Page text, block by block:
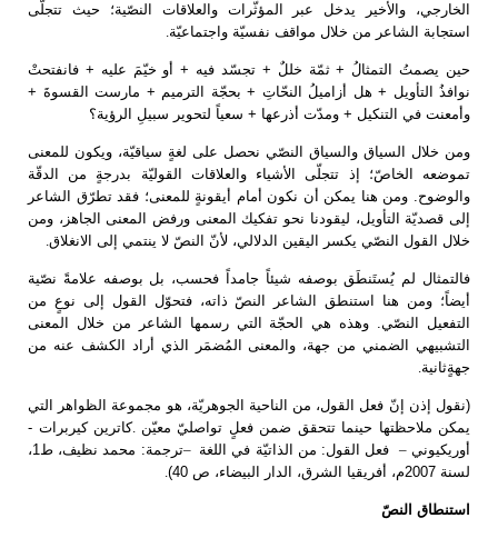
الخارجي، والأخير يدخل عبر المؤثّرات والعلاقات النصّية؛ حيث تتجلّى
استجابة الشاعر من خلال مواقف نفسيّة واجتماعيّة.
حين يصمتُ التمثالُ + ثمّة خللٌ + تجسّد فيه + أو خيّمَ عليه + فانفتحتْ
نوافذُ التأويل + هل أزاميلُ النحّاتِ + بحجّة الترميم + مارست القسوةَ +
وأمعنت في التنكيل + ومدّت أذرعها + سعياً لتحوير سبيلِ الرؤية؟
ومن خلال السياق والسياق النصّي نحصل على لغةٍ سياقيّة، ويكون للمعنى
تموضعه الخاصّ؛ إذ تتجلّى الأشياء والعلاقات القوليّة بدرجةٍ من الدقّة
والوضوح. ومن هنا يمكن أن نكون أمام أيقونةٍ للمعنى؛ فقد تطرّق الشاعر
إلى قصديّة التأويل، ليقودنا نحو تفكيك المعنى ورفض المعنى الجاهز، ومن
خلال القول النصّي يكسر اليقين الدلالي، لأنّ النصّ لا ينتمي إلى الانغلاق.
فالتمثال لم يُستَنطَق بوصفه شيئاً جامداً فحسب، بل بوصفه علامةً نصّية
أيضاً؛ ومن هنا استنطق الشاعر النصّ ذاته، فتحوّل القول إلى نوعٍ من
التفعيل النصّي. وهذه هي الحجّة التي رسمها الشاعر من خلال المعنى
التشبيهي الضمني من جهة، والمعنى المُضمَر الذي أراد الكشف عنه من
جهةٍثانية.
(نقول إذن إنّ فعل القول، من الناحية الجوهريّة، هو مجموعة الظواهر التي
يمكن ملاحظتها حينما تتحقق ضمن فعلٍ تواصليّ معيّن.كاترين كيربرات -
أوريكيوني– فعل القول: من الذاتيّة في اللغة–
ترجمة: محمد نظيف، ط1،
لسنة 2007م، أفريقيا الشرق، الدار البيضاء، ص 40)
.
استنطاق النصّ